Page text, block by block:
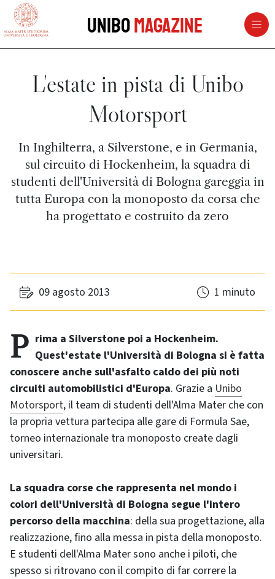
vai al contenuto della pagina
UniboMagazine
L'estate in pista di Unibo
Motorsport
In Inghilterra, a Silverstone, e in Germania,
sul circuito di Hockenheim, la squadra di
studenti dell'Università di Bologna gareggia in
tutta Europa con la monoposto da corsa che
ha progettato e costruito da zero
09 agosto 2013 1 minuto
Prima a Silverstone poi a Hockenheim. Quest'estate l'Università di Bologna si è fatta
conoscere anche sull'asfalto caldo dei più noti
circuiti automobilistici d'Europa. Grazie a Unibo
Motorsport, il team di studenti dell'Alma Mater che con
la propria vettura partecipa alle gare di Formula Sae,
torneo internazionale tra monoposto create dagli
universitari.
La squadra corse che rappresenta nel mondo i
colori dell'Università di Bologna segue l'intero
percorso della macchina: della sua progettazione, alla
realizzazione, fino alla messa in pista della monoposto.
E studenti dell'Alma Mater sono anche i piloti, che
spesso si ritrovano con il compito di far correre la